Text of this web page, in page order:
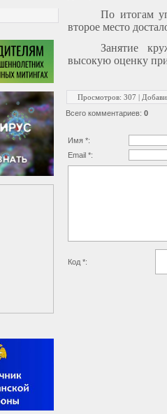
По итогам
второе место
Занятие
высокую оценку
Просмотров: 307 |
Всего комментариев: 0
Имя *:
Email *:
Код *: